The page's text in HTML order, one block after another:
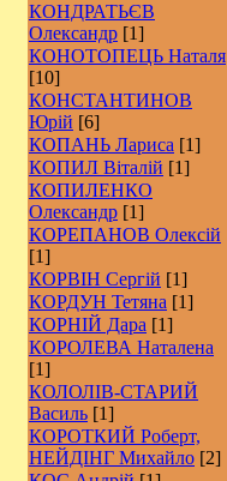
КОНДРАТЬЄВ
Олександр [1]
КОНОТОПЕЦЬ Наталя
[10]
КОНСТАНТИНОВ
Юрій [6]
КОПАНЬ Лариса [1]
КОПИЛ Віталій [1]
КОПИЛЕНКО
Олександр [1]
КОРЕПАНОВ Олексій
[1]
КОРВІН Сергій [1]
КОРДУН Тетяна [1]
КОРНІЙ Дара [1]
КОРОЛЕВА Наталена
[1]
КОЛОЛІВ-СТАРИЙ
Василь [1]
КОРОТКИЙ Роберт,
НЕЙДІНГ Михайло [2]